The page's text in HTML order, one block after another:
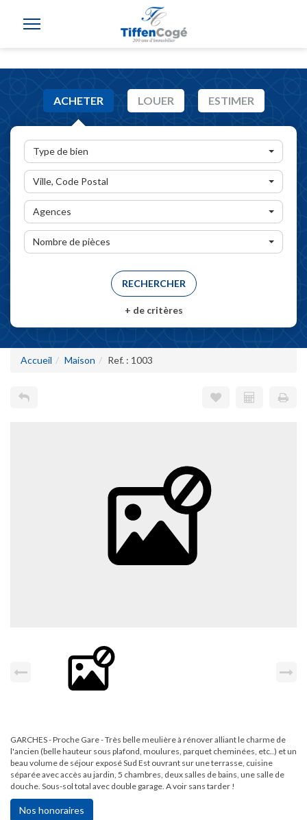
ACHETER LOUER ESTIMER
Type de bien
Ville, Code Postal
Agences
Nombre de pièces
+ de critères
Accueil Maison Ref. : 1003
GARCHES - Proche Gare - Très belle meulière à rénover alliant le charme de
l'ancien (belle hauteur sous plafond, moulures, parquet cheminées, etc..) et un
beau volume de séjour exposé Sud Est ouvrant sur une terrasse, cuisine
séparée avec accès au jardin, 5 chambres, deux salles de bains, une salle de
douche. Sous-sol total avec double garage. A voir sans tarder !
Nos honoraires